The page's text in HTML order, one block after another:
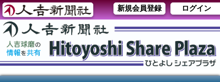
ログイン
新規会員登録